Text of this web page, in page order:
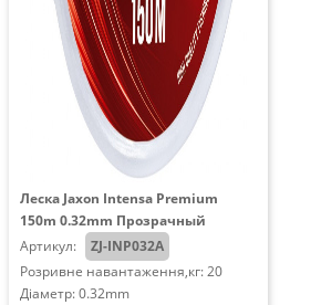
Леска Jaxon Intensa Premium
150m 0.32mm Прозрачный
Артикул:
ZJ-INP032A
Розривне навантаження,кг: 20
Діаметр: 0.32mm